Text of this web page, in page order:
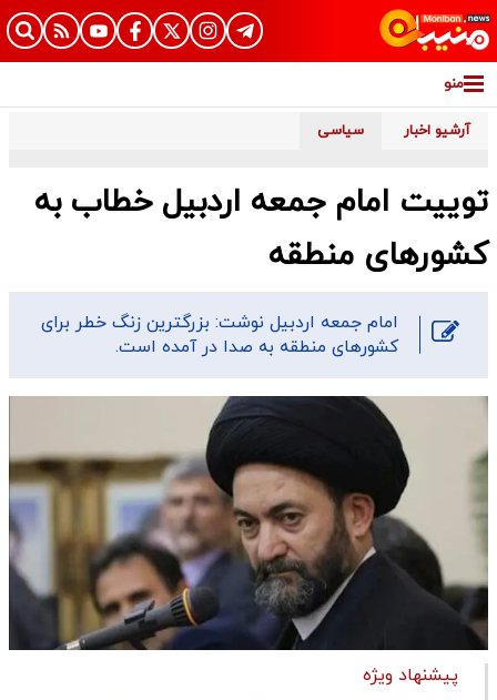
منو
آرشیو اخبار سیاسی
توییت امام جمعه اردبیل خطاب به
کشورهای منطقه
امام جمعه اردبیل نوشت: بزرگترین زنگ خطر برای
کشورهای منطقه به صدا در آمده است.
پیشنهاد ویژه